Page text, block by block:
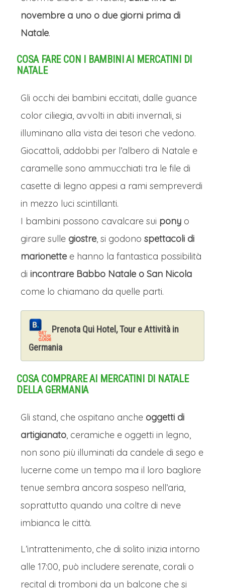
novembre a uno o due giorni prima di
Natale.
COSA FARE CON I BAMBINI AI MERCATINI DI
NATALE
Gli occhi dei bambini eccitati, dalle guance
color ciliegia, avvolti in abiti invernali, si
illuminano alla vista dei tesori che vedono.
Giocattoli, addobbi per l’albero di Natale e
caramelle sono ammucchiati tra le file di
casette di legno appesi a rami sempreverdi
in mezzo luci scintillanti.
I bambini possono cavalcare sui pony o
girare sulle giostre, si godono spettacoli di
marionette e hanno la fantastica possibilità
di incontrare Babbo Natale o San Nicola
come lo chiamano da quelle parti.
Prenota Qui Hotel, Tour e Attività in
Germania
COSA COMPRARE AI MERCATINI DI NATALE
DELLA GERMANIA
Gli stand, che ospitano anche oggetti di
artigianato, ceramiche e oggetti in legno,
non sono più illuminati da candele di sego e
lucerne come un tempo ma il loro bagliore
tenue sembra ancora sospeso nell’aria,
soprattutto quando una coltre di neve
imbianca le città.
L’intrattenimento, che di solito inizia intorno
alle 17:00, può includere serenate, corali o
recital di tromboni da un balcone che si